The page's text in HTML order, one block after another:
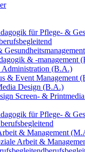
für Pflege- &
& -management
Administration (B.A.)
& Event Management
Design (B.A.)
Screen- &
für Pflege- &
& Management
Arbeit &